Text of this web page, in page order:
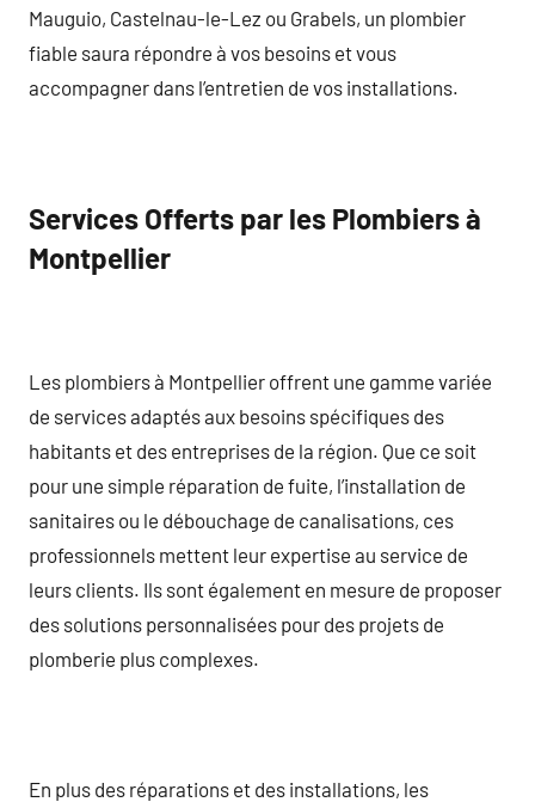
Mauguio, Castelnau-le-Lez ou Grabels, un plombier
fiable saura répondre à vos besoins et vous
accompagner dans l’entretien de vos installations.
Services Offerts par les Plombiers à
Montpellier
Les plombiers à Montpellier offrent une gamme variée
de services adaptés aux besoins spécifiques des
habitants et des entreprises de la région. Que ce soit
pour une simple réparation de fuite, l’installation de
sanitaires ou le débouchage de canalisations, ces
professionnels mettent leur expertise au service de
leurs clients. Ils sont également en mesure de proposer
des solutions personnalisées pour des projets de
plomberie plus complexes.
En plus des réparations et des installations, les